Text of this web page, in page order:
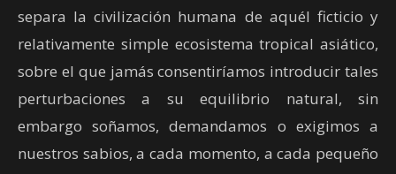
separa la civilización humana de aquél ficticio y
relativamente simple ecosistema tropical asiático,
sobre el que jamás consentiríamos introducir tales
perturbaciones a su equilibrio natural, sin
embargo soñamos, demandamos o exigimos a
nuestros sabios, a cada momento, a cada pequeño